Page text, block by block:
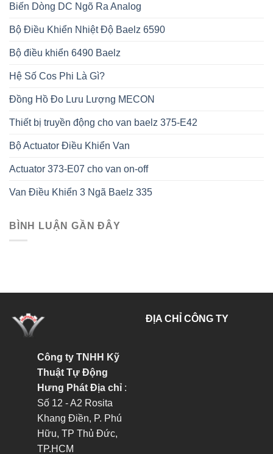
Biến Dòng DC Ngõ Ra Analog
Bộ Điều Khiển Nhiệt Độ Baelz 6590
Bộ điều khiển 6490 Baelz
Hệ Số Cos Phi Là Gì?
Đồng Hồ Đo Lưu Lượng MECON
Thiết bị truyền động cho van baelz 375-E42
Bộ Actuator Điều Khiển Van
Actuator 373-E07 cho van on-off
Van Điều Khiển 3 Ngã Baelz 335
BÌNH LUẬN GẦN ĐÂY
Công ty TNHH Kỹ
Thuật Tự Động
Hưng Phát Địa chỉ :
Số 12 - A2 Rosita
Khang Điền, P. Phú
Hữu, TP Thủ Đức,
TP.HCM
ĐỊA CHỈ CÔNG TY